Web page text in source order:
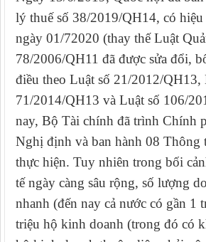
lý thuế số 38/2019/QH14, có
ngày 01/72020 (thay thế Luật
78/2006/QH11 đã được sửa đổi,
điều theo Luật số 21/2012/QH13,
71/2014/QH13 và Luật số 106/
nay, Bộ Tài chính đã trình Chính
Nghị định và ban hành 08 Thông
thực hiện. Tuy nhiên trong bối
tế ngày càng sâu rộng, số lượng
nhanh (đến nay cả nước có gần 1
triệu hộ kinh doanh (trong đó có